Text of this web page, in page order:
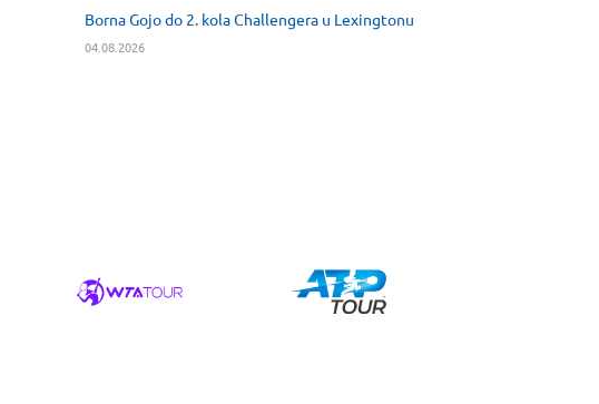
Borna Gojo do 2. kola Challengera u Lexingtonu
04.08.2026